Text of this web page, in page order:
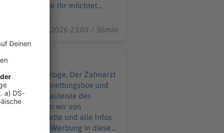
Ihr möchtet
09.07.2026 23:09 / 36min
ist Endodontologe. Der Zahnarzt
in seine Zahnrettungsbox und
in die Kauleiste des
was können wir von